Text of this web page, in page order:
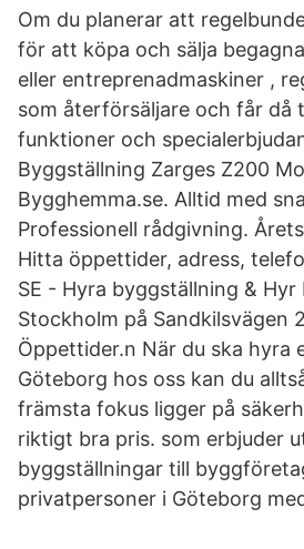
Om du planerar att
för att köpa och sälja
eller entreprenadmaskiner ,
som återförsäljare och får då
funktioner och
Byggställning Zarges Z200
Bygghemma.se. Alltid med
Professionell rådgivning.
Hitta öppettider, adress,
SE - Hyra byggställning &
Stockholm på Sandkilsvägen
Öppettider.n När du ska hyra
Göteborg hos oss kan du
främsta fokus ligger på
riktigt bra pris. som erbjuder
byggställningar till
privatpersoner i Göteborg